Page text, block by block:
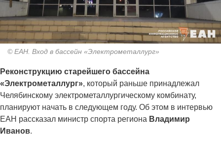
© ЕАН. Вход в бассейн «Электрометаллург»
Реконструкцию старейшего бассейна
«Электрометаллург», который раньше принадлежал
Челябинскому электрометаллургическому комбинату,
планируют начать в следующем году. Об этом в интервью
ЕАН рассказал министр спорта региона Владимир
Иванов.